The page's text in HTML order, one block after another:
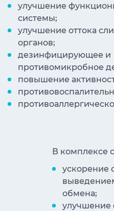
улучшение
системы;
улучшение оттока
органов;
дезинфицирующее и
противомикробное
повышение
В комплексе
ускорение
обмена;
улучшение